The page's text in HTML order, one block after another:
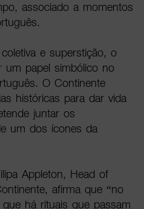
associado a momentos
e superstição, o
um papel simbólico no
O Continente
históricas para dar vida
juntar os
um dos ícones da
Appleton, Head of
afirma que “no
há rituais que passam